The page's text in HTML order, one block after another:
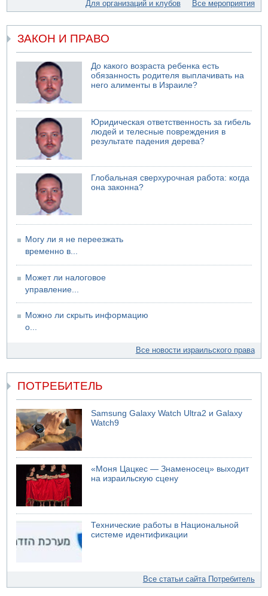
Недалеко от Бейт-Шемеша погиб велосипедист
07.08.2026 06:24
Саудовская Аравия сообщает о нападении хуситов
06.08.2026 13:43
И еще иранские агенты
06.08.2026 13:13
Арестованы двое подозреваемых в стрельбе по
электрической компании
06.08.2026 13:07
Возле Кирьят-Арбы пожар на местности
06.08.2026 12:06
США не будут давить на Израиль в вопросе Ливана
06.08.2026 11:41
Трое подростков ограбили сексшоп в Холоне
Для организаций и клубов Все мероприятия
ЗАКОН И ПРАВО
До какого возраста ребенка есть
обязанность родителя выплачивать на
него алименты в Израиле?
Юридическая ответственность за гибель
людей и телесные повреждения в
результате падения дерева?
Глобальная сверхурочная работа: когда
она законна?
Могу ли я не переезжать
временно в...
Может ли налоговое
управление...
Можно ли скрыть информацию
о...
Все новости израильского права
ПОТРЕБИТЕЛЬ
Samsung Galaxy Watch Ultra2 и Galaxy
Watch9
«Моня Цацкес — Знаменосец» выходит
на израильскую сцену
Технические работы в Национальной
системе идентификации
Все статьи сайта Потребитель